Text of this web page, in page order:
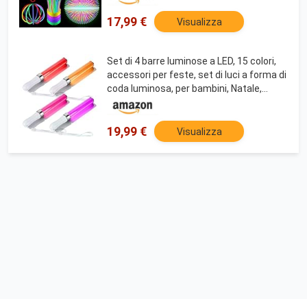
braccialetti
17,99 € Visualizza
Set di 4 barre luminose a LED, 15 colori,
accessori per feste, set di luci a forma di
coda luminosa, per bambini, Natale,
feste, concerti, matrimoni
19,99 € Visualizza